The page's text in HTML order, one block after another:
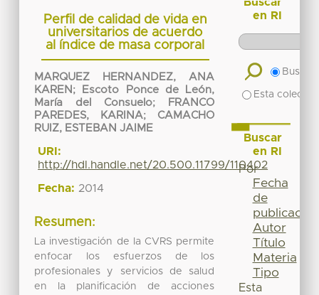
Perfil de calidad de vida en
universitarios de acuerdo
al índice de masa corporal
MARQUEZ HERNANDEZ, ANA
KAREN ;
Escoto Ponce de León,
María del Consuelo;
FRANCO
PAREDES, KARINA; CAMACHO
RUIZ, ESTEBAN JAIME
URI:
http://hdl.handle.net/20.500.11799/110402
Fecha: 2014
Resumen:
La investigación de la CVRS permite
enfocar los esfuerzos de los
profesionales y servicios de salud
en la planificación de acciones
Buscar
en RI
Buscar
Esta
Buscar
en RI
Por
Fecha
de
publicación
Autor
Título
Materia
Tipo
Esta